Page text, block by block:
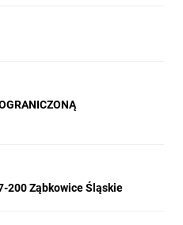
200 Ząbkowice Śląskie